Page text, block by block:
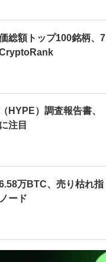
総額トップ100銘柄、7
HYPE）調査報告書、
注目
万BTC、売り枯れ指
ード